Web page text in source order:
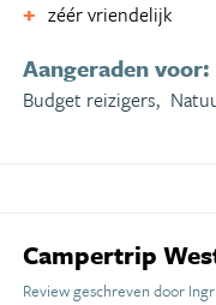
zéér vriendelijk
Aangeraden voor:
Budget reizigers,
Campertrip
Review geschreven door